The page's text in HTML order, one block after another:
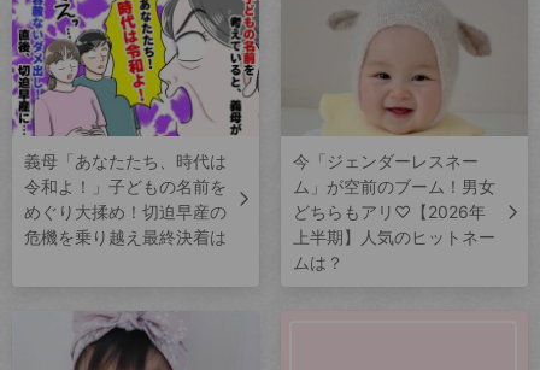
義母「あなたたち、時代は
令和よ！」子どもの名前を
めぐり大揉め！切迫早産の
危機を乗り越え最終決着は
今「ジェンダーレスネー
ム」が空前のブーム！男女
どちらもアリ♡【2026年
上半期】人気のヒットネー
ムは？